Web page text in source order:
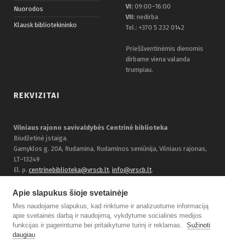
Nuorodos
Klausk bibliotekininko
VI: 09:00–16:00
VII: nedirba
Tel.: +370 5 232 0142
Prieššventinėmis dienomis
dirbame viena valanda
trumpiau.
REKVIZITAI
Vilniaus rajono savivaldybės Centrinė biblioteka
Biudžetinė įstaiga.
Gamyklos g. 20A, Rudamina, Rudaminos seniūnija, Vilniaus rajonas,
LT–13249
El. p. centrinebiblioteka@vrscb.lt, info@vrscb.lt.
kodas 303116707
Apie slapukus šioje svetainėje
Mes naudojame slapukus, kad rinktume ir analizuotume informaciją
apie svetainės darbą ir naudojimą, vykdytume socialinės medijos
funkcijas ir pagerintume bei pritaikytume turinį ir reklamas.
Sužinoti
daugiau